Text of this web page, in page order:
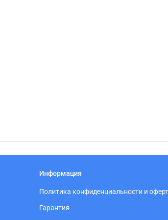
Информация
Политика конфиденциальности и
Гарантия